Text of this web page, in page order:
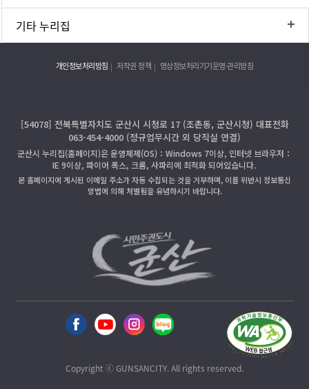
기타 누리집
개인정보처리방침 저작권 정책 영상정보처리기기운영·관리방침
[54078] 전북특별자치도 군산시 시청로 17 (조촌동, 군산시청) 대표전화
063-454-4000 (정규업무시간 외 당직실 연결)
군산시 누리집(홈페이지)은 운영체제(OS)：Windows 7이상, 인터넷 브라우저：
IE 9이상, 파이어 폭스, 크롬, 사파리에 최적화 되어있습니다.
본 홈페이지에 게시된 이메일 주소가 자동 수집되는 것을 거부하며, 이를 위반시 정보통신
망법에 의해 처벌됨을 유념하시기 바랍니다.
Copyright ⓒ GUNSANCITY. All rights reserved.